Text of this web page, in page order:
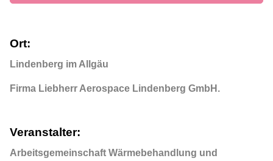
Ort:
Lindenberg im Allgäu
Firma Liebherr Aerospace Lindenberg GmbH.
Veranstalter:
Arbeitsgemeinschaft Wärmebehandlung und